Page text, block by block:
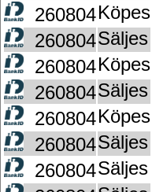
260804Köpes
260804Säljes
260804Köpes
260804Säljes
260804Köpes
260804Säljes
260804Säljes